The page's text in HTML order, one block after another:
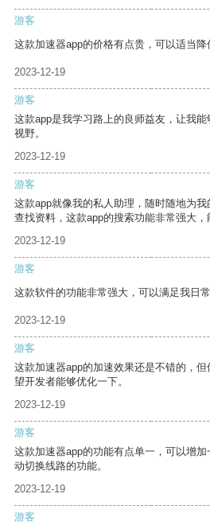
游客
这款加速器app的价格有点贵，可以适当降
2023-12-19
游客
这款app是我学习路上的良师益友，让我
视野。
2023-12-19
游客
这款app就像我的私人助理，随时随地为
查找资料，这款app的搜索功能非常强大，
2023-12-19
游客
这款软件的功能非常强大，可以满足我日常
2023-12-19
游客
这款加速器app的加速效果还是不错的，
望开发者能够优化一下。
2023-12-19
游客
这款加速器app的功能有点单一，可以增
动切换线路的功能。
2023-12-19
游客